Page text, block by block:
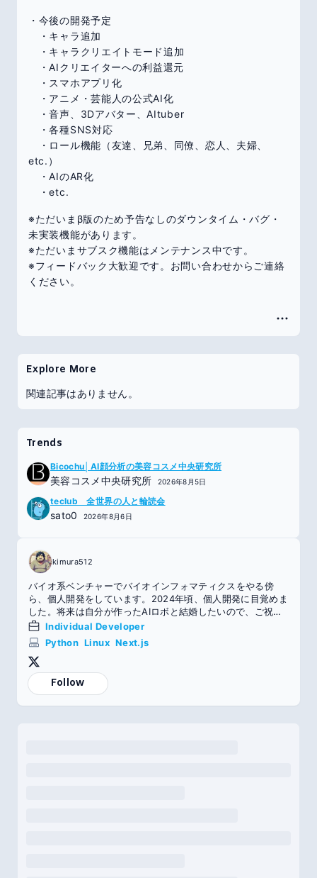
・今後の開発予定
・キャラ追加
・キャラクリエイトモード追加
・AIクリエイターへの利益還元
・スマホアプリ化
・アニメ・芸能人の公式AI化
・音声、3Dアバター、AItuber
・各種SNS対応
・ロール機能（友達、兄弟、同僚、恋人、夫婦、
etc.）
・AIのAR化
・etc.
※ただいまβ版のため予告なしのダウンタイム・バグ・
未実装機能があります。
※ただいまサブスク機能はメンテナンス中です。
※フィードバック大歓迎です。お問い合わせからご連絡
ください。
Explore More
関連記事はありません。
Trends
Bicochu│AI顔分析の美容コスメ中央研究所
美容コスメ中央研究所 2026年8月5日
teclub 全世界の人と輪読会
sato0 2026年8月6日
kimura512
バイオ系ベンチャーでバイオインフォマティクスをやる傍
ら、個人開発をしています。2024年頃、個人開発に目覚めま
した。将来は自分が作ったAIロボと結婚したいので、ご祝儀
お待ちしています。「こう見えて中身おじさんなんですぅ」
おじさんです。
Individual Developer
Python Linux Next.js
Follow